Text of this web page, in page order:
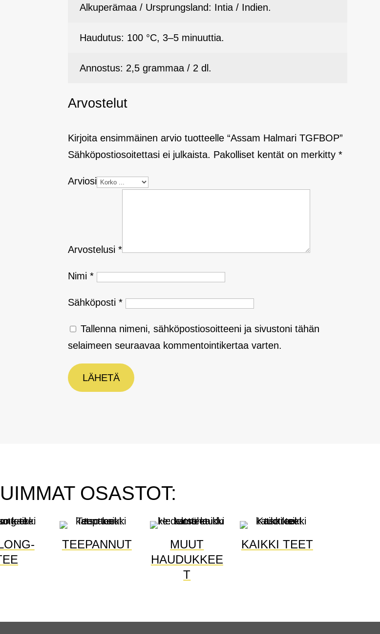
Alkuperämaa / Ursprungsland: Intia / Indien.
Haudutus: 100 °C, 3–5 minuuttia.
Annostus: 2,5 grammaa / 2 dl.
Arvostelut
Kirjoita ensimmäinen arvio tuotteelle “Assam Halmari TGFBOP”
Sähköpostiosoitettasi ei julkaista. Pakolliset kentät on merkitty*
Arviosi
Arvostelusi*
Nimi*
Sähköposti*
Tallenna nimeni, sähköpostiosoitteeni ja sivustoni tähän
selaimeen seuraavaa kommentointikertaa varten.
LÄHETÄ
OSASTOT:
TEEPANNUT
MUUT
HAUDUKKEE
T
KAIKKI TEET